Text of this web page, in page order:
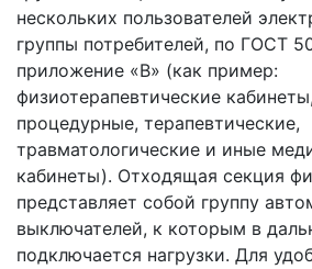
нескольких пользователей
группы потребителей, по ГОСТ
приложение «В» (как пример:
физиотерапевтические
процедурные, терапевтические,
травматологические и иные
кабинеты). Отходящая секция
представляет собой группу
выключателей, к которым в
подключается нагрузки. Для